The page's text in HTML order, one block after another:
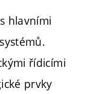
hlavními
řídicími
prvky